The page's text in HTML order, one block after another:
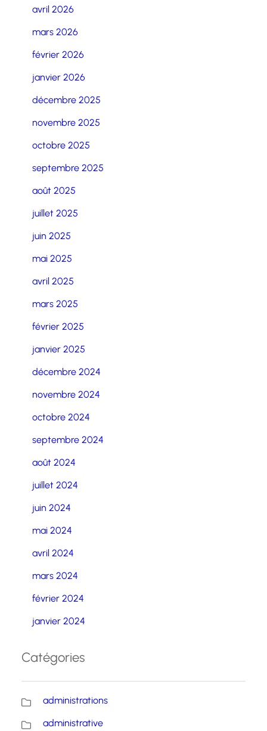
avril 2026
mars 2026
février 2026
janvier 2026
décembre 2025
novembre 2025
octobre 2025
septembre 2025
août 2025
juillet 2025
juin 2025
mai 2025
avril 2025
mars 2025
février 2025
janvier 2025
décembre 2024
novembre 2024
octobre 2024
septembre 2024
août 2024
juillet 2024
juin 2024
mai 2024
avril 2024
mars 2024
février 2024
janvier 2024
Catégories
administrations
administrative